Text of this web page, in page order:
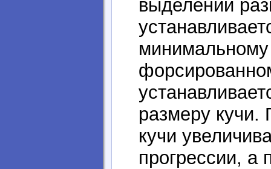
выделении
размеру
кучи
прогрессии, а